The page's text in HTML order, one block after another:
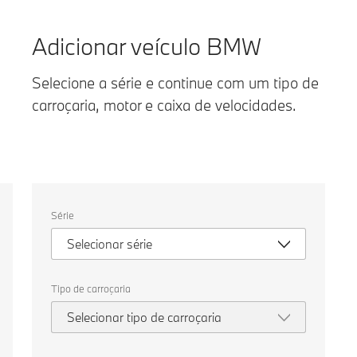
Adicionar veículo BMW
Selecione a série e continue com um tipo de
carroçaria, motor e caixa de velocidades.
as
seguintes
propriedades
para
um
veículo
para
comparar.
Série
Selecionar série
Tipo de carroçaria
Selecionar tipo de carroçaria